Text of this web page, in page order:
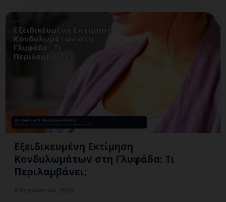
Εξειδικευμένη Εκτίμηση
Κονδυλωμάτων στη Γλυφάδα: Τι
Περιλαμβάνει;